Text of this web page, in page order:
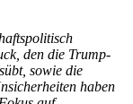
den die Trump-
sowie die
haben